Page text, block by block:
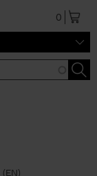
0
(EN)